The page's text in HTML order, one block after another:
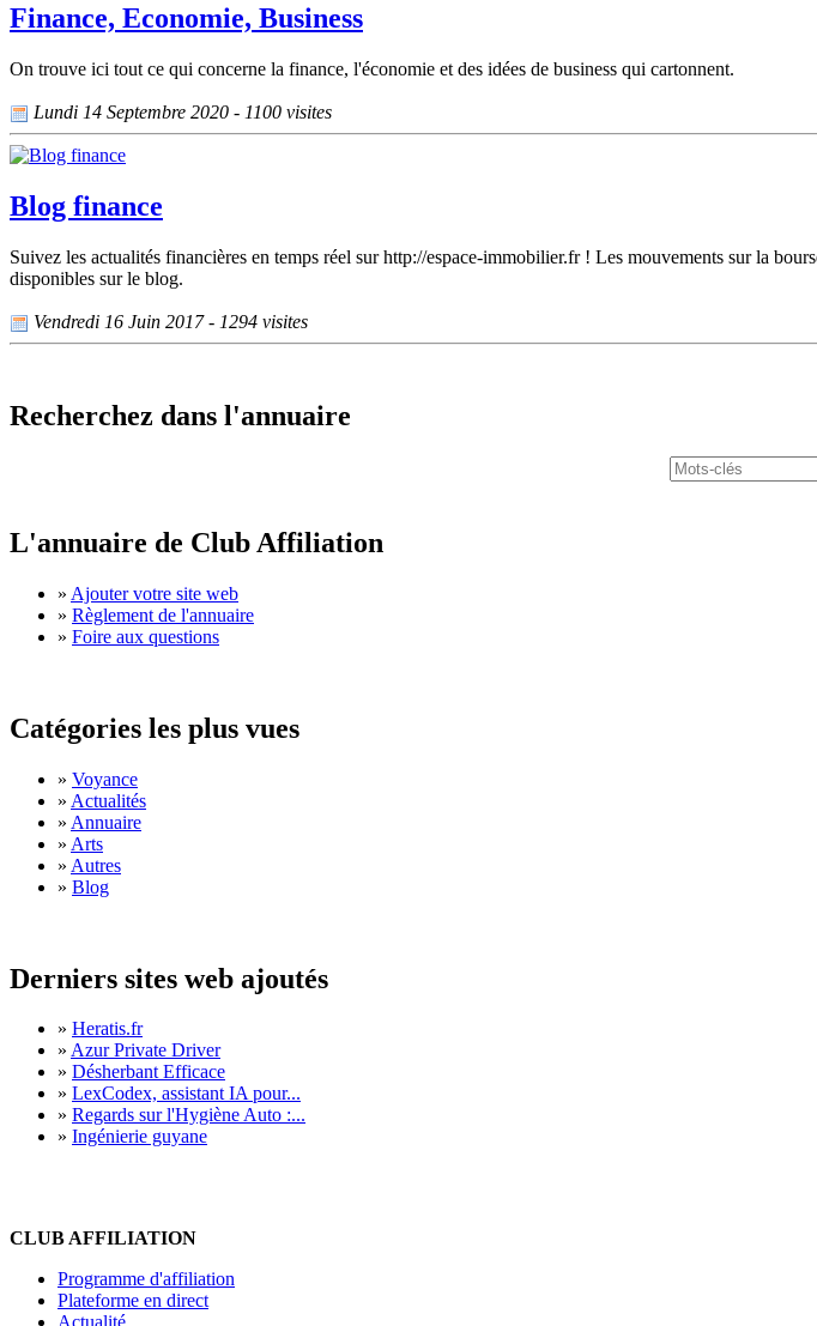
Finance, Economie, Business
On trouve ici tout ce qui concerne la finance, l'économie et des idées de business qui cartonnent.
Lundi 14 Septembre 2020 - 1100 visites
Blog finance
Suivez les actualités financières en temps réel sur http://espace-immobilier.fr ! Les mouvements sur la
disponibles sur le blog.
Vendredi 16 Juin 2017 - 1294 visites
Recherchez dans l'annuaire
L'annuaire de Club Affiliation
» Ajouter votre site web
» Règlement de l'annuaire
» Foire aux questions
Catégories les plus vues
» Voyance
» Actualités
» Annuaire
» Arts
» Autres
» Blog
Derniers sites web ajoutés
» Heratis.fr
» Azur Private Driver
» Désherbant Efficace
» LexCodex, assistant IA pour...
» Regards sur l'Hygiène Auto :...
» Ingénierie guyane
CLUB AFFILIATION
Programme d'affiliation
Plateforme en direct